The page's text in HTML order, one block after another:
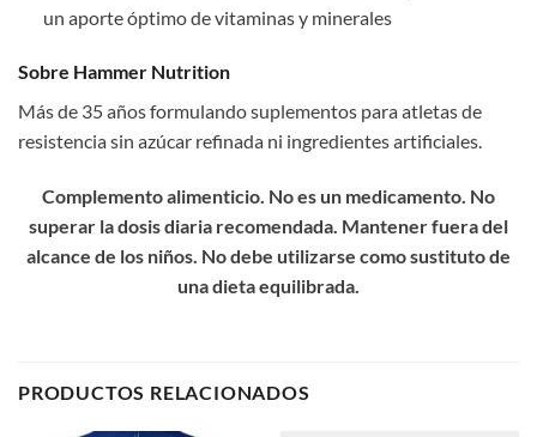
un aporte óptimo de vitaminas y minerales
Sobre Hammer Nutrition
Más de 35 años formulando suplementos para atletas de
resistencia sin azúcar refinada ni ingredientes artificiales.
Complemento alimenticio. No es un medicamento. No
superar la dosis diaria recomendada. Mantener fuera del
alcance de los niños. No debe utilizarse como sustituto de
una dieta equilibrada.
PRODUCTOS RELACIONADOS